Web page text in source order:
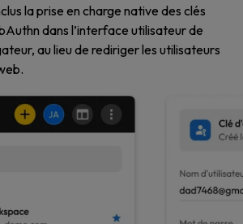
la prise en charge native des clés
dans l’interface utilisateur de
au lieu de rediriger les utilisateurs